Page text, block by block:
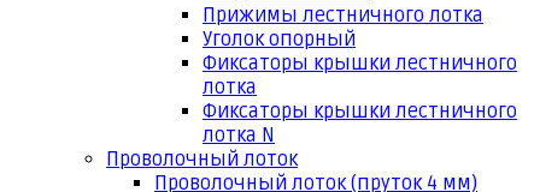
Прижимы лестничного лотка
Уголок опорный
Фиксаторы крышки лестничного
лотка
Фиксаторы крышки лестничного
лотка N
Проволочный лоток
Проволочный лоток (пруток 4 мм)